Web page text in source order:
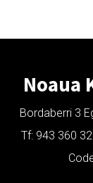
Noaua
Bordaberri 3
Tf: 943 360